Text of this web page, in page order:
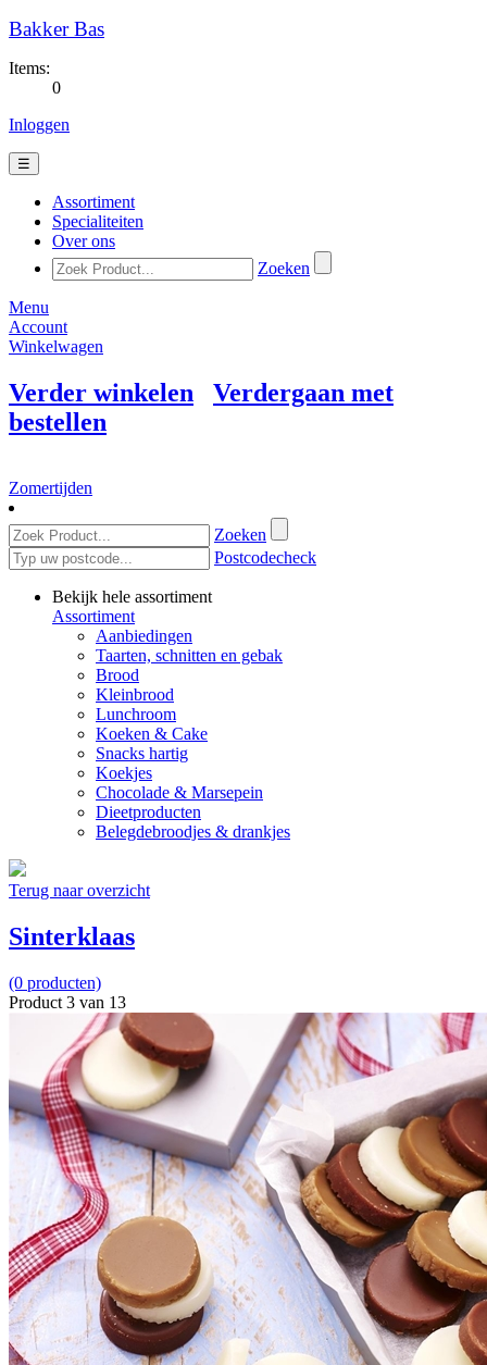
Bakker Bas
Items:
0
Inloggen
☰
Assortiment
Specialiteiten
Over ons
Zoeken
Menu
Account
Winkelwagen
Verder winkelen
Verdergaan met
bestellen
Zomertijden
Zoeken
Postcodecheck
Bekijk hele assortiment
Assortiment
Aanbiedingen
Taarten, schnitten en gebak
Brood
Kleinbrood
Lunchroom
Koeken & Cake
Snacks hartig
Koekjes
Chocolade & Marsepein
Dieetproducten
Belegdebroodjes & drankjes
Terug naar overzicht
Sinterklaas
(0 producten)
Product 3 van 13